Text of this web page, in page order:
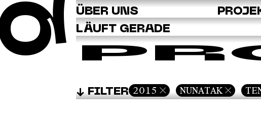
ÜBER UNS
LÄUFT GERADE
FILTER 2015 NUNATAK